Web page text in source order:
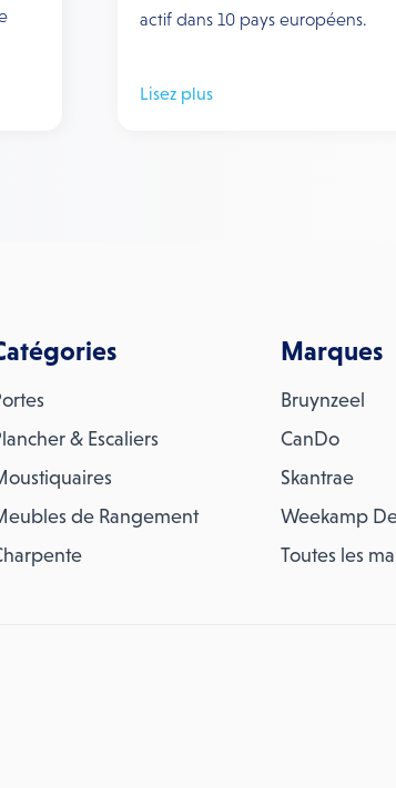
actif dans 10 pays européens.
Lisez plus
& Escaliers
de Rangement
Marques
Bruynzeel
CanDo
Skantrae
Weekamp
Toutes les